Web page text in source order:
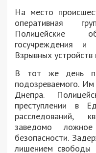
На место
оперативная
Полицейские
госучреждения и
Взрывных
В тот же день
подозреваемого.
Днепра.
преступлении в
расследований,
заведомо
безопасности.
лишением